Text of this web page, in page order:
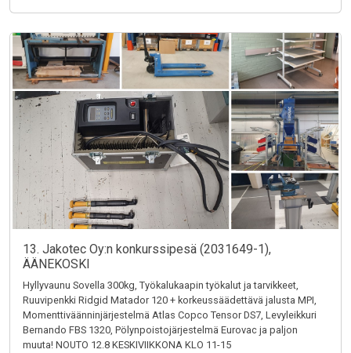
13. Jakotec Oy:n konkurssipesä (2031649-1),
ÄÄNEKOSKI
Hyllyvaunu Sovella 300kg, Työkalukaapin työkalut ja tarvikkeet,
Ruuvipenkki Ridgid Matador 120 + korkeussäädettävä jalusta MPI,
Momenttiväänninjärjestelmä Atlas Copco Tensor DS7, Levyleikkuri
Bernando FBS 1320, Pölynpoistojärjestelmä Eurovac ja paljon
muuta! NOUTO 12.8 KESKIVIIKKONA KLO 11-15